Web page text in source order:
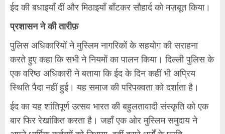
ईद की बधाइयाँ दीं और मिठाइयाँ बाँटकर सौहार्द को मज़बूत किया।
प्रशासन ने की तारीफ़
पुलिस अधिकारियों ने मुस्लिम नागरिकों के सहयोग की सराहना
करते हुए कहा कि सभी ने नियमों का पालन किया। दिल्ली पुलिस के
एक वरिष्ठ अधिकारी ने बताया कि ईद के दिन कहीं भी अप्रिय
स्थिति पैदा नहीं हुई। यह समाज की परिपक्वता को दर्शाता है।
ईद का यह शांतिपूर्ण उत्सव भारत की बहुलतावादी संस्कृति को एक
बार फिर रेखांकित करता है। जहाँ एक ओर मुस्लिम समुदाय ने